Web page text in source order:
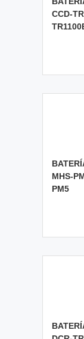
CCD-
MHS-
PM5